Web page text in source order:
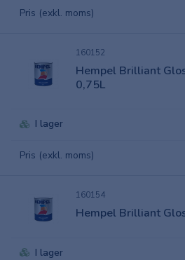
Pris (exkl. moms)
160152
Hempel Brilliant
0,75L
I lager
Pris (exkl. moms)
160154
Hempel Brilliant
I lager